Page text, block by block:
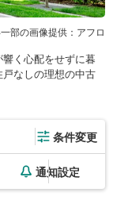
一部の画像提供：アフロ
く心配をせずに暮
なしの理想の中古
条件変更
通知設定